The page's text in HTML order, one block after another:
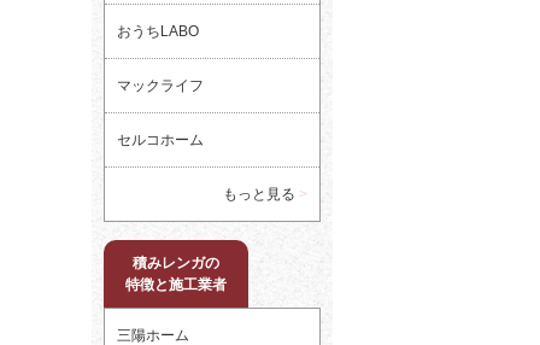
おうちLABO
マックライフ
セルコホーム
もっと見る
積みレンガの
特徴と施工業者
三陽ホーム